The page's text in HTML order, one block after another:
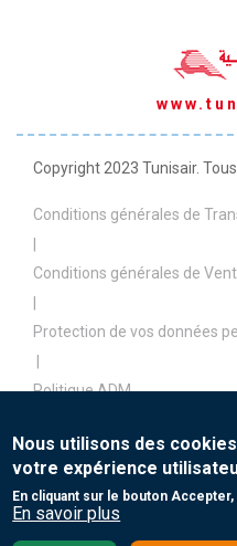
Copyright 2023 Tunisair.
Conditions générales de
Conditions générales de
Protection de vos données
Politique ADM
Politique de paiement
|
Contact
Nous utilisons des
votre expérience
En cliquant sur le bouton
En savoir plus